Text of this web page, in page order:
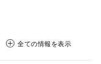
全ての情報を表示